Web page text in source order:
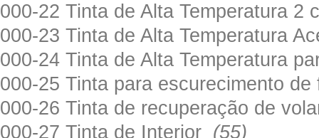
000-22 Tinta de Alta Temperatura
000-23 Tinta de Alta Temperatura
000-24 Tinta de Alta Temperatura
000-25 Tinta para escurecimento
000-26 Tinta de recuperação de
000-27 Tinta de Interior (55)